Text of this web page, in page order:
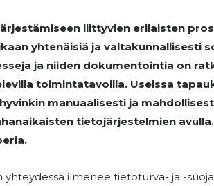
liittyvien erilaisten
yhtenäisiä ja valtakunnallisesti
ja niiden dokumentointia on
toimintatavoilla. Useissa
manuaalisesti ja
tietojärjestelmien
yhteydessä ilmenee tietoturva- ja -